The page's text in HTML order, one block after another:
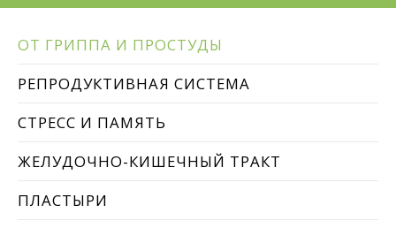
ОТ ГРИППА И ПРОСТУДЫ
РЕПРОДУКТИВНАЯ СИСТЕМА
СТРЕСС И ПАМЯТЬ
ЖЕЛУДОЧНО-КИШЕЧНЫЙ ТРАКТ
ПЛАСТЫРИ